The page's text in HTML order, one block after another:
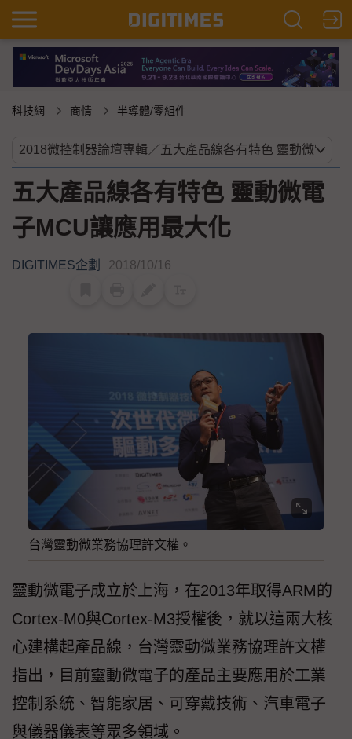
科技網 商情 半導體/零組件
五大產品線各有特色 靈動微電
子MCU讓應用最大化
DIGITIMES企劃 2018/10/16
台灣靈動微業務協理許文權。
靈動微電子成立於上海，在2013年取得ARM的
Cortex-M0與Cortex-M3授權後，就以這兩大核
心建構起產品線，台灣靈動微業務協理許文權
指出，目前靈動微電子的產品主要應用於工業
控制系統、智能家居、可穿戴技術、汽車電子
與儀器儀表等眾多領域。